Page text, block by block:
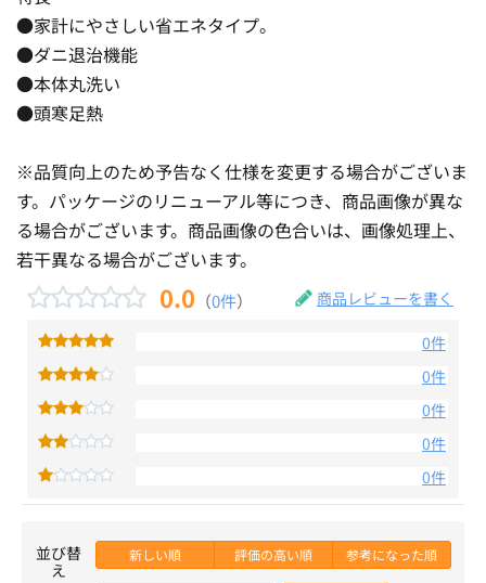
●家計にやさしい省エネタイプ。
●ダニ退治機能
●本体丸洗い
●頭寒足熱
※品質向上のため予告なく仕様を変更する場合がございま
す。パッケージのリニューアル等につき、商品画像が異な
る場合がございます。商品画像の色合いは、画像処理上、
若干異なる場合がございます。
0.0 （0件） 商品レビューを書く
0件
0件
0件
0件
0件
並び替
え
新しい順 評価の高い順 参考になった順